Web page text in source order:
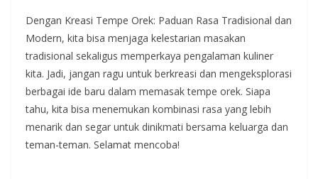
Dengan Kreasi Tempe Orek: Paduan Rasa Tradisional dan
Modern, kita bisa menjaga kelestarian masakan
tradisional sekaligus memperkaya pengalaman kuliner
kita. Jadi, jangan ragu untuk berkreasi dan mengeksplorasi
berbagai ide baru dalam memasak tempe orek. Siapa
tahu, kita bisa menemukan kombinasi rasa yang lebih
menarik dan segar untuk dinikmati bersama keluarga dan
teman-teman. Selamat mencoba!